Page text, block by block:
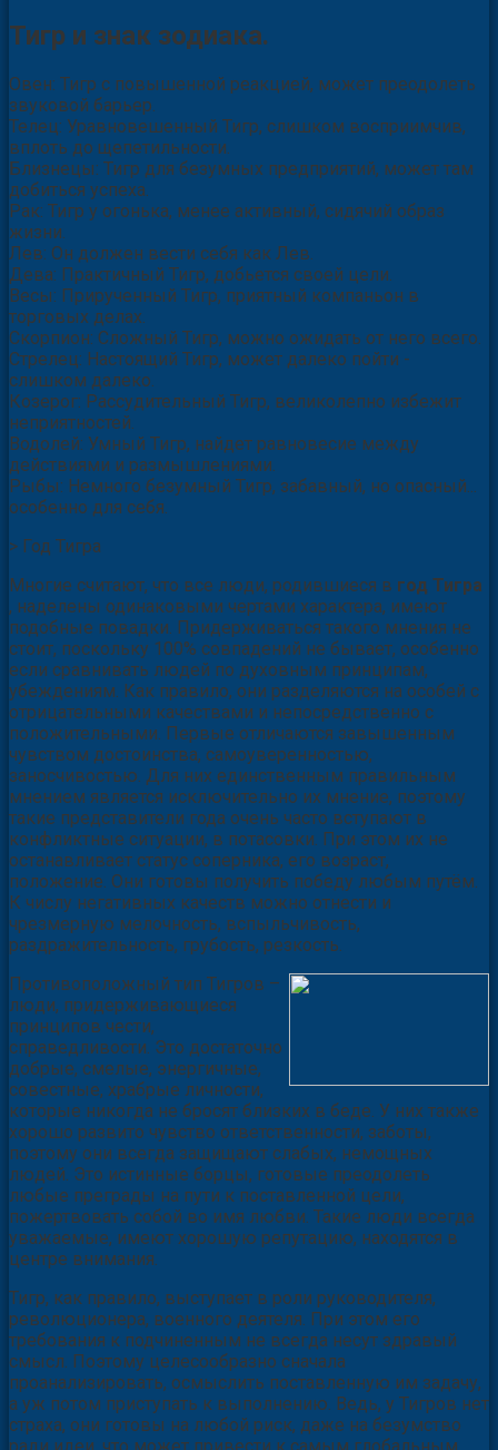
Тигр и знак зодиака.
Овен: Тигр с повышенной реакцией, может преодолеть
звуковой барьер.
Телец: Уравновешенный Тигр, слишком восприимчив,
вплоть до щепетильности.
Близнецы: Тигр для безумных предприятий, может там
добиться успеха.
Рак: Тигр у огонька, менее активный, сидячий образ
жизни.
Лев: Он должен вести себя как Лев.
Дева: Практичный Тигр, добьется своей цели.
Весы: Прирученный Тигр, приятный компаньон в
торговых делах.
Скорпион: Сложный Тигр, можно ожидать от него всего.
Стрелец: Настоящий Тигр, может далеко пойти -
слишком далеко.
Козерог: Рассудительный Тигр, великолепно избежит
неприятностей.
Водолей: Умный Тигр, найдет равновесие между
действиями и размышлениями.
Рыбы: Немного безумный Тигр, забавный, но опасный...
особенно для себя.
> Год Тигра
Многие считают, что все люди, родившиеся в год Тигра
, наделены одинаковыми чертами характера, имеют
подобные повадки. Придерживаться такого мнения не
стоит, поскольку 100% совпадений не бывает, особенно
если сравнивать людей по духовным принципам,
убеждениям. Как правило, они разделяются на особей с
отрицательными качествами и непосредственно с
положительными. Первые отличаются завышенным
чувством достоинства, самоуверенностью,
заносчивостью. Для них единственным правильным
мнением является исключительно их мнение, поэтому
такие представители года очень часто вступают в
конфликтные ситуации, в потасовки. При этом их не
останавливает статус соперника, его возраст,
положение. Они готовы получить победу любым путём.
К числу негативных качеств можно отнести и
чрезмерную мелочность, вспыльчивость,
раздражительность, грубость, резкость.
Противоположный тип Тигров –
люди, придерживающиеся
принципов чести,
справедливости. Это достаточно
добрые, смелые, энергичные,
совестные, храбрые личности,
которые никогда не бросят близких в беде. У них также
хорошо развито чувство ответственности, заботы,
поэтому они всегда защищают слабых, немощных
людей. Это истинные борцы, готовые преодолеть
любые преграды на пути к поставленной цели,
пожертвовать собой во имя любви. Такие люди всегда
уважаемые, имеют хорошую репутацию, находятся в
центре внимания.
Тигр, как правило, выступает в роли руководителя,
революционера, военного деятеля. При этом его
требования к подчиненным не всегда несут здравый
смысл. Поэтому целесообразно сначала
проанализировать, осмыслить поставленную им задачу,
а уж потом приступать к выполнению. Ведь, у Тигров нет
страха, они готовы на любой риск, даже на безумство